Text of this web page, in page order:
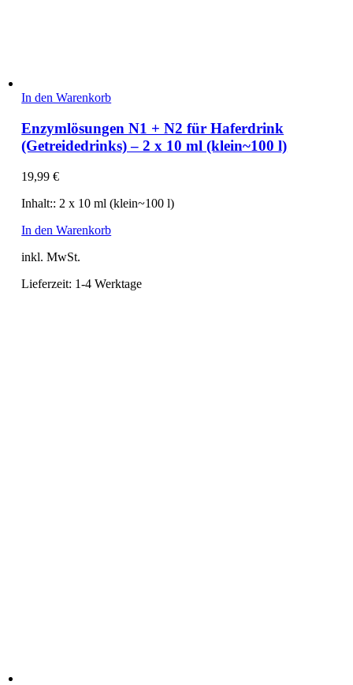
In den Warenkorb
Enzymlösungen N1 + N2 für Haferdrink
(Getreidedrinks) – 2 x 10 ml (klein~100 l)
19,99€
Inhalt:: 2 x 10 ml (klein~100 l)
In den Warenkorb
inkl. MwSt.
Lieferzeit: 1-4 Werktage